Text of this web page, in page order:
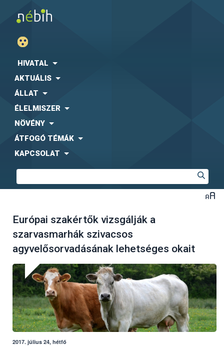
HIVATAL
AKTUÁLIS
ÁLLAT
ÉLELMISZER
NÖVÉNY
ÁTFOGÓ TÉMÁK
KAPCSOLAT
Európai szakértők vizsgálják a
szarvasmarhák szivacsos
agyvelősorvadásának lehetséges okait
2017. július 24, hétfő